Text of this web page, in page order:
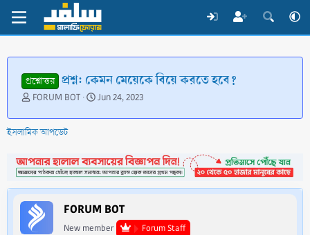
প্রশ্নোত্তর প্রশ্ন: কেমন মেয়েকে বিয়ে করতে হবে?
T
r
e
d
s
t
a
r
t
FORUM BOT
S
a
d
a
t
e
Jun 24, 2023
ইসলামিক আপডেট
FORUM BOT
New member Forum Staff